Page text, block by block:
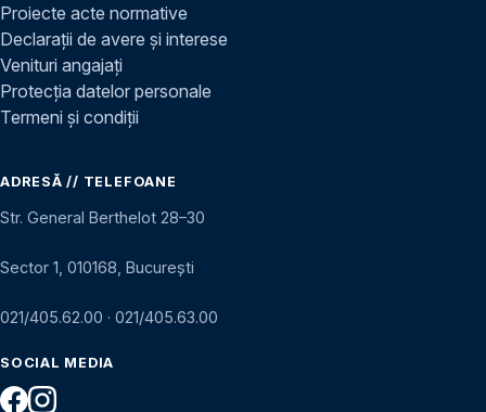
Proiecte acte normative
Declarații de avere și interese
Venituri angajați
Protecția datelor personale
Termeni și condiții
ADRESĂ // TELEFOANE
Str. General Berthelot 28–30
Sector 1, 010168, București
021/405.62.00 · 021/405.63.00
SOCIAL MEDIA